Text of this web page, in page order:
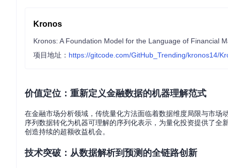
Kronos
Kronos: A Foundation Model for the Language of Financial
项目地址： https://gitcode.com/GitHub_Trending/kronos14/
价值定位：重新定义金融数据的机器理解范式
在金融市场分析领域，传统量化方法面临着数据维度局限与市
序列数据转化为机器可理解的序列化表示，为量化投资提供了
创造持续的超额收益机会。
技术突破：从数据解析到预测的全链路创新